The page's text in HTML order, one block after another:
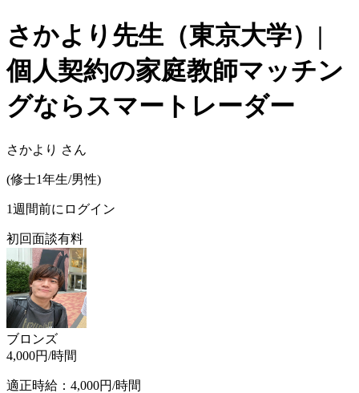
さかより 先生（東京大学）|
個人契約の家庭教師マッチン
グならスマートレーダー
さかより さん
(修士1年生/男性)
1週間前にログイン
初回面談有料
ブロンズ
4,000円/時間
適正時給： 4,000円/時間